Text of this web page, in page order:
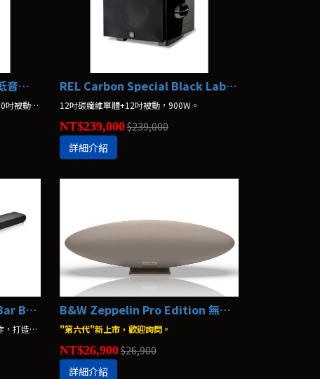
REL PL-1 Planar 壁掛式超低音喇叭
Planar壁掛式系列，6.5吋主動單體+10吋被動單體
REL Carbon Special Black Labell 超低音喇叭
12吋碳纖維單體+12吋被動，900W。
NT$239,000$239,000
詳細介紹
B&W Panorama 3 SoundBar Bowers & Wilkins
我們數十年來與世界知名的錄音室合作，打造出Dolby Atmos等級家庭劇院聲效的一體式喇叭，以優雅的設計與震撼人心的效果，建構出絕美的影音享受。
B&W Zeppelin Pro Edition 無線串流喇叭 Bowers & Wilkins
"第六代"新上市，歡迎詢問。
NT$26,900$26,900
詳細介紹